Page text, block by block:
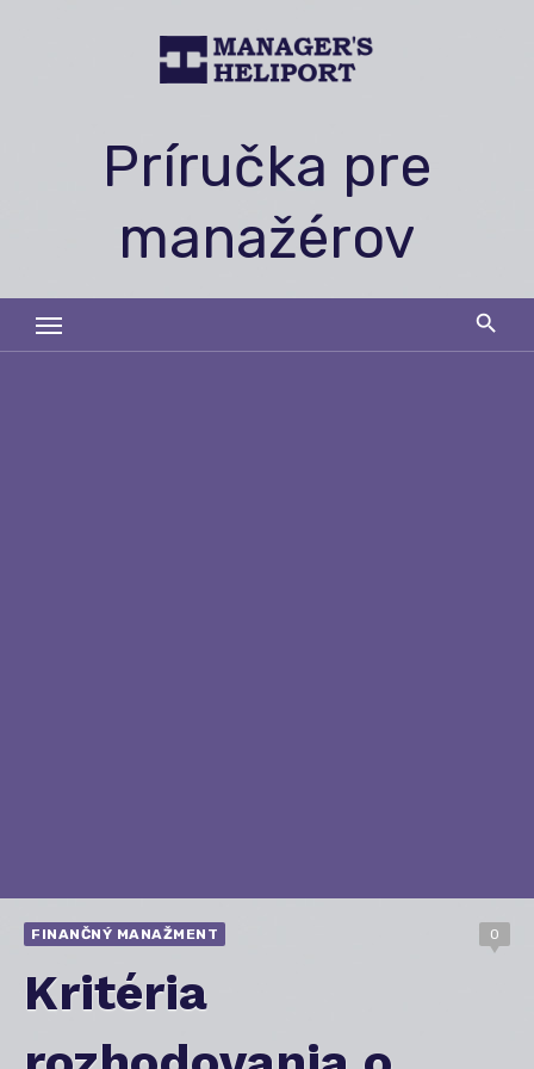
Príručka pre
manažérov
FINANČNÝ MANAŽMENT 0
Kritéria